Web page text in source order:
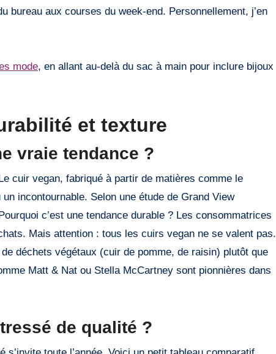
bureau aux courses du week-end. Personnellement, j’en
mode, en allant au-delà du sac à main pour inclure bijoux
et texture
vraie tendance ?
cuir vegan, fabriqué à partir de matières comme le
incontournable. Selon une étude de Grand View
c’est une tendance durable ? Les consommatrices
Mais attention : tous les cuirs vegan ne se valent pas.
déchets végétaux (cuir de pomme, de raisin) plutôt que
Matt & Nat ou Stella McCartney sont pionnières dans
de qualité ?